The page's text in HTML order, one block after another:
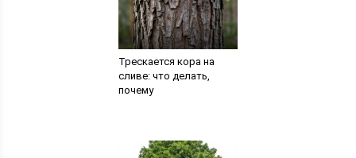
Трескается кора на
сливе: что делать,
почему